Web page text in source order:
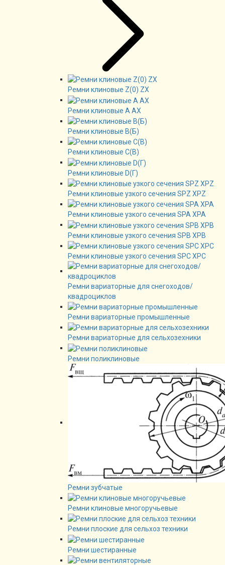
Ремни клиновые Z(0) ZX
Ремни клиновые А AX
Ремни клиновые В(Б)
Ремни клиновые C(B)
Ремни клиновые D(Г)
Ремни клиновые узкого сечения SPZ XPZ
Ремни клиновые узкого сечения SPA XPA
Ремни клиновые узкого сечения SPB XPB
Ремни клиновые узкого сечения SPC XPC
Ремни вариаторные для снегоходов/
квадроциклов
Ремни вариаторные промышленные
Ремни вариаторные для сельхозехники
Ремни поликлиновые
Ремни зубчатые
Ремни клиновые многоручьевые
Ремни плоские для сельхоз техники
Ремни шестиранные